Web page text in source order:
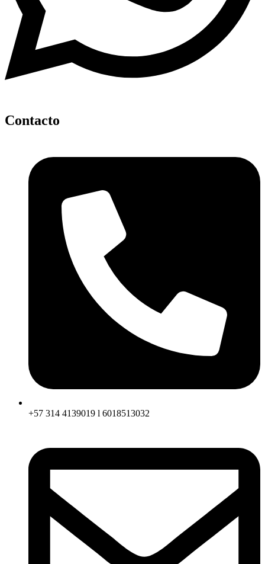
Contacto
+57 314 4139019 l 6018513032